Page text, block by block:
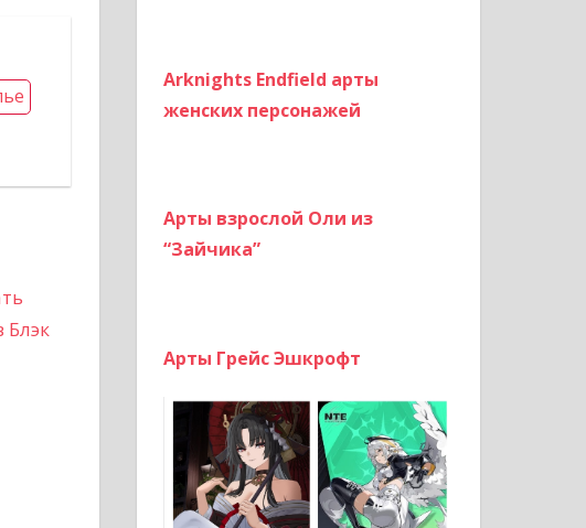
Arknights Endfield арты
женских персонажей
Арты взрослой Оли из
“Зайчика”
Арты Грейс Эшкрофт